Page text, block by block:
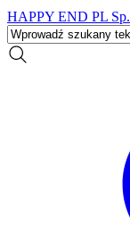
HAPPY END PL Sp.